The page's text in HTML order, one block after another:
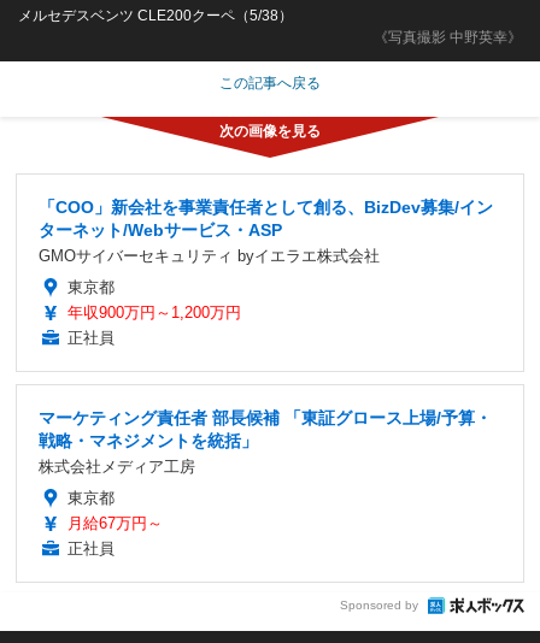
《写真撮影 中野英幸》
メルセデスベンツ CLE200クーペ（5/38）
この記事へ戻る
「COO」新会社を事業責任者として創る、BizDev募集/イン
ターネット/Webサービス・ASP
GMOサイバーセキュリティ byイエラエ株式会社
東京都
年収900万円～1,200万円
正社員
マーケティング責任者 部長候補 「東証グロース上場/予算・
戦略・マネジメントを統括」
株式会社メディア工房
東京都
月給67万円～
正社員
Sponsored by